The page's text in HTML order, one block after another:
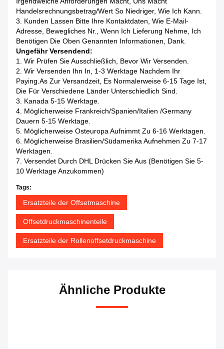
Handelsrechnungsbetrag/Wert So Niedriger, Wie Ich Kann.
3. Kunden Lassen Bitte Ihre Kontaktdaten, Wie E-Mail-
Adresse, Bewegliches Nr., Wenn Ich Lieferung Nehme, Ich
Benötigen Die Oben Genannten Informationen, Dank.
Ungefähr Versendend:
1. Wir Prüfen Sie Ausschließlich, Bevor Wir Versenden.
2. Wir Versenden Ihn In, 1-3 Werktage Nachdem Ihr
Paying.as Zur Versandzeit, Es Normalerweise 6-15 Tage Ist,
Die Für Verschiedene Länder Unterschiedlich Sind.
3. Kanada 5-15 Werktage.
4. Möglicherweise Frankreich/Spanien/Italien /Germany
Dauern 5-15 Werktage.
5. Möglicherweise Osteuropa Aufnimmt Zu 6-16 Werktagen.
6. Möglicherweise Brasilien/Südamerika Aufnehmen Zu 7-17
Werktagen.
7. Versendet Durch DHL Drücken Sie Aus (benötigen Sie 5-
10 Werktage Anzukommen)
Tags:
Ersatzteile der Offsetmaschine
Offsetdruckmaschinenteile
Ersatzteile der Rollenoffsetdruckmaschine
Ähnliche Produkte